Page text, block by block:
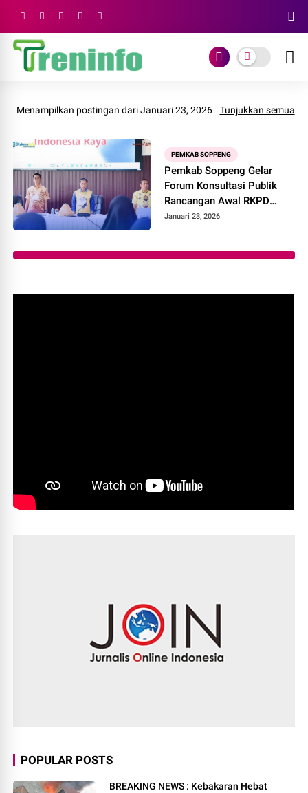
Menampilkan postingan dari Januari 23, 2026 Tunjukkan semua
PEMKAB SOPPENG
Pemkab Soppeng Gelar
Forum Konsultasi Publik
Rancangan Awal RKPD
2027
Januari 23, 2026
POPULAR POSTS
BREAKING NEWS : Kebakaran Hebat